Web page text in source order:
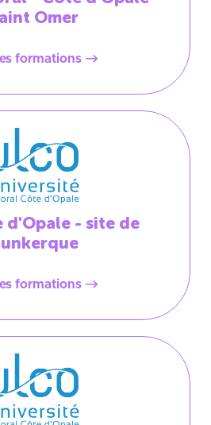
Omer
formations
d'Opale - site de
formations